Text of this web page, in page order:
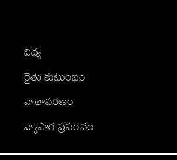
విద్య
రైతు కుటుంబం
వాతావరణం
వ్యాపార ప్రపంచం